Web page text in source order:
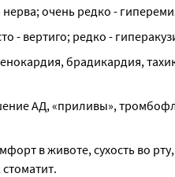
нерва; очень редко -
- вертиго; редко -
брадикардия,
АД, «приливы»,
в животе, сухость во